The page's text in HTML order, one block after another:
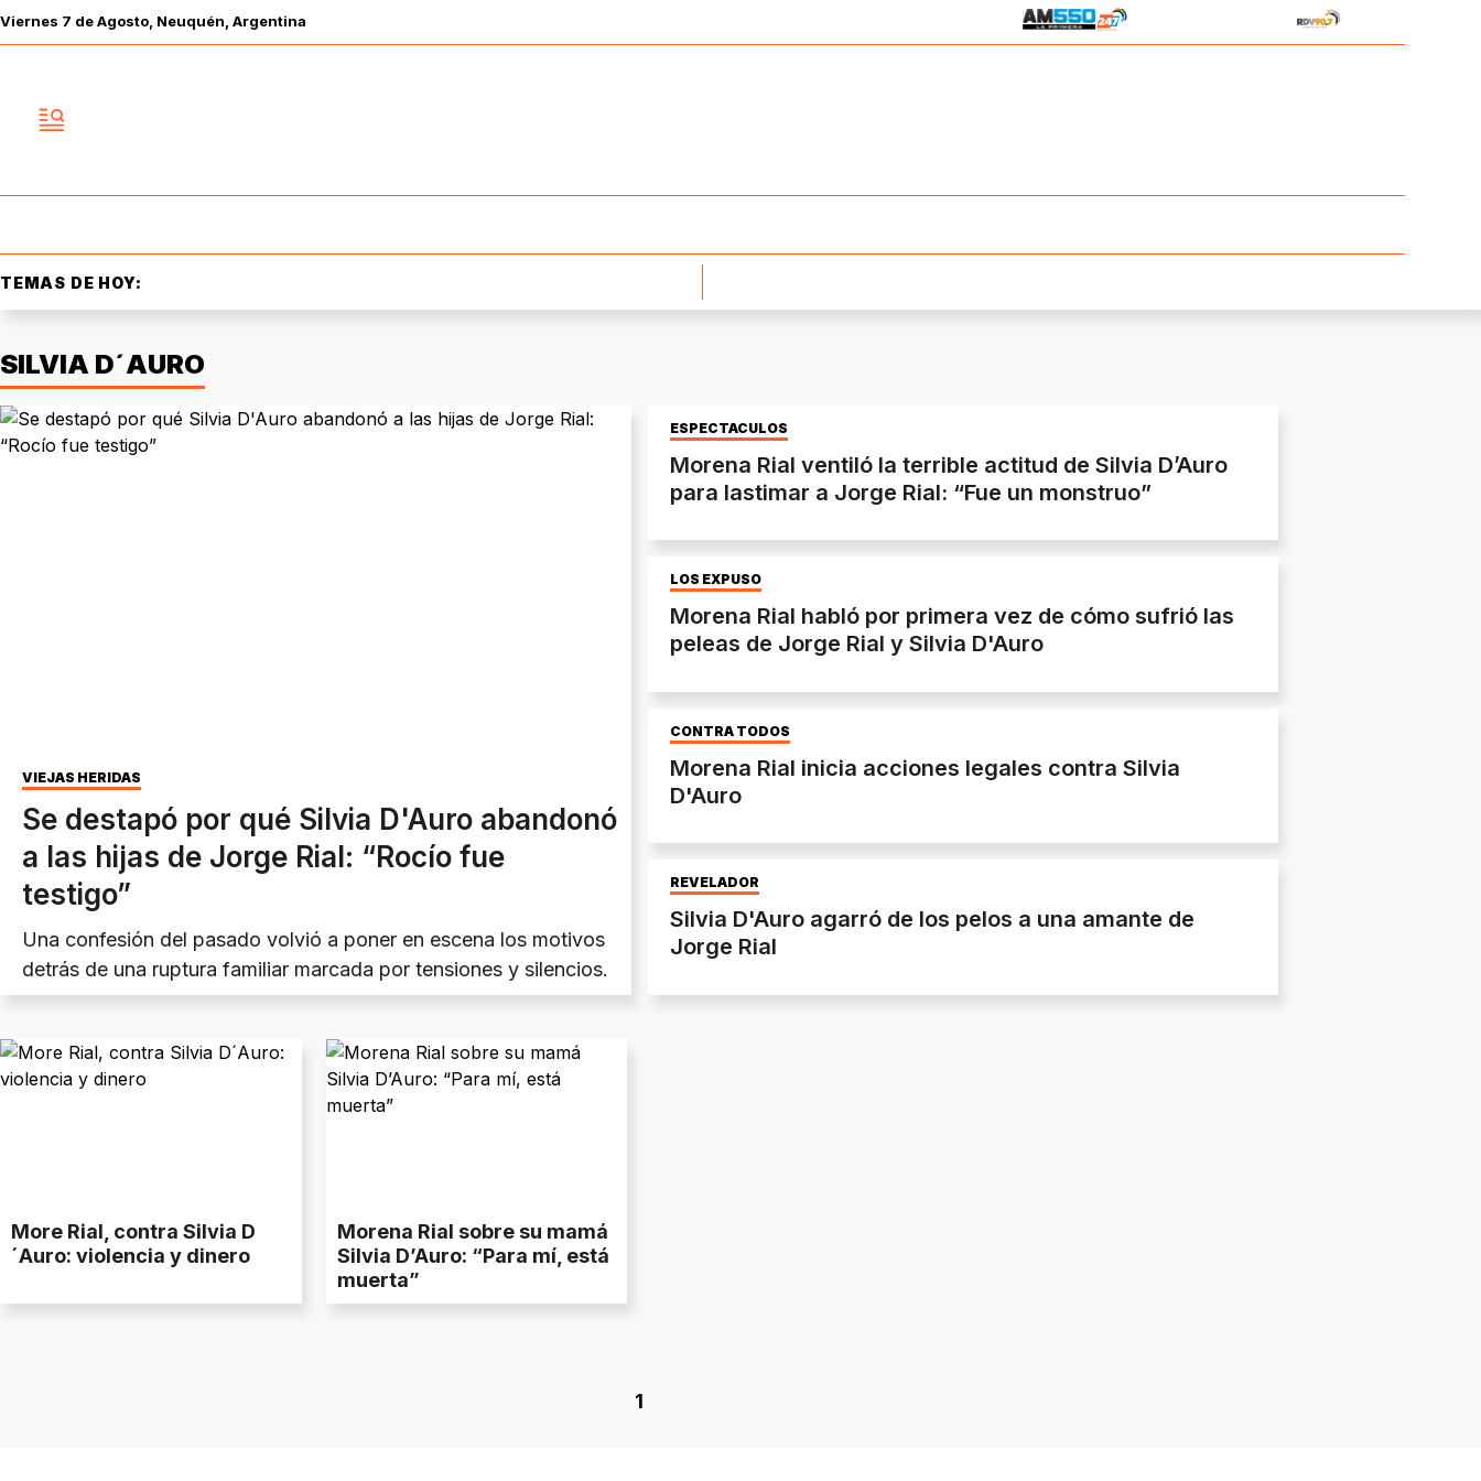
Viernes 7 deAgosto , Neuquén, Argentina
TEMAS DE HOY:
SILVIA D´AURO
VIEJAS HERIDAS
Se destapó por qué Silvia D'Auro abandonó
a las hijas de Jorge Rial: “Rocío fue
testigo”
Una confesión del pasado volvió a poner en escena los motivos
detrás de una ruptura familiar marcada por tensiones y silencios.
ESPECTÁCULOS
Morena Rial ventiló la terrible actitud de Silvia D’Auro
para lastimar a Jorge Rial: “Fue un monstruo”
LOS EXPUSO
Morena Rial habló por primera vez de cómo sufrió las
peleas de Jorge Rial y Silvia D'Auro
CONTRA TODOS
Morena Rial inicia acciones legales contra Silvia
D'Auro
REVELADOR
Silvia D'Auro agarró de los pelos a una amante de
Jorge Rial
More Rial, contra Silvia D
´Auro: violencia y dinero
Morena Rial sobre su mamá
Silvia D’Auro: “Para mí, está
muerta”
1